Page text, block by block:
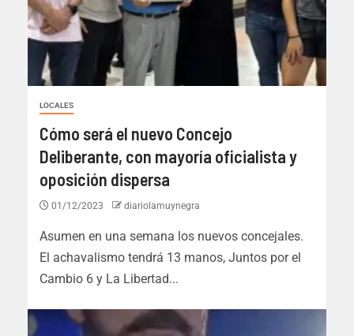
LOCALES
Cómo será el nuevo Concejo
Deliberante, con mayoría oficialista y
oposición dispersa
01/12/2023 diariolamuynegra
Asumen en una semana los nuevos concejales.
El achavalismo tendrá 13 manos, Juntos por el
Cambio 6 y La Libertad...